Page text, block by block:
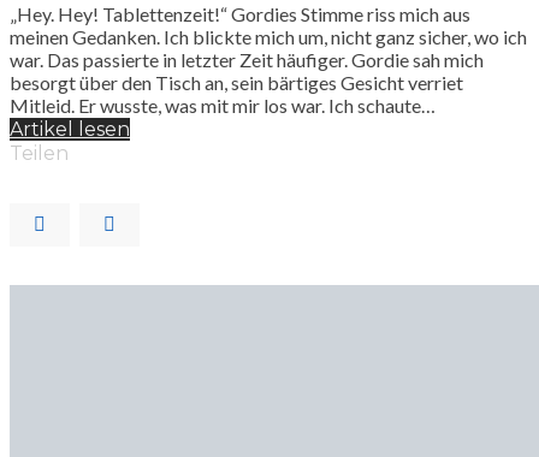
„Hey. Hey! Tablettenzeit!“ Gordies Stimme riss mich aus
meinen Gedanken. Ich blickte mich um, nicht ganz sicher, wo ich
war. Das passierte in letzter Zeit häufiger. Gordie sah mich
besorgt über den Tisch an, sein bärtiges Gesicht verriet
Mitleid. Er wusste, was mit mir los war. Ich schaute…
Artikel lesen
Teilen